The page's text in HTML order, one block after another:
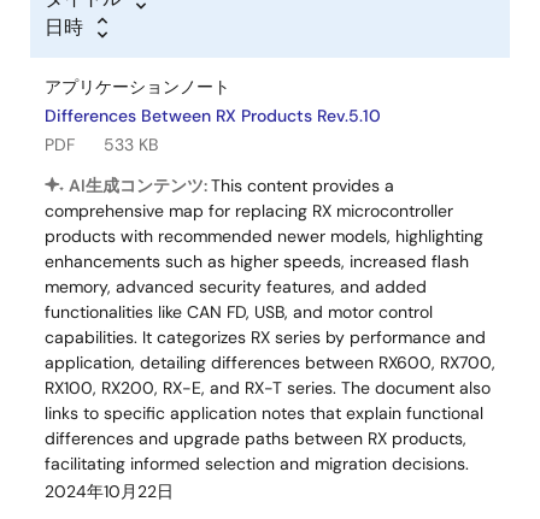
日時
アプリケーションノート
Differences Between RX Products Rev.5.10
PDF
533 KB
AI生成コンテンツ:This content provides a
comprehensive map for replacing RX microcontroller
products with recommended newer models, highlighting
enhancements such as higher speeds, increased flash
memory, advanced security features, and added
functionalities like CAN FD, USB, and motor control
capabilities. It categorizes RX series by performance and
application, detailing differences between RX600, RX700,
RX100, RX200, RX-E, and RX-T series. The document also
links to specific application notes that explain functional
differences and upgrade paths between RX products,
facilitating informed selection and migration decisions.
2024年10月22日